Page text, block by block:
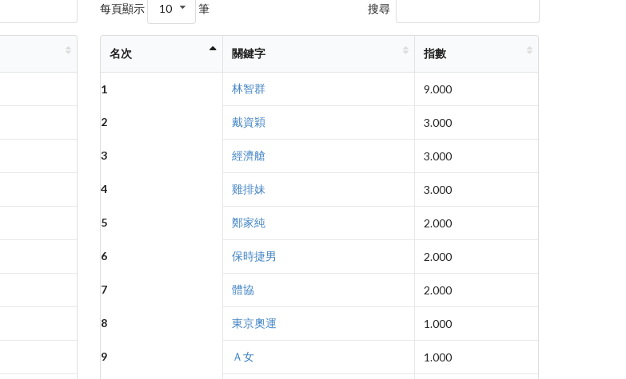
每頁顯示 10 筆 搜尋
名次 關鍵字 指數
1 林智群 9.000
2 戴資穎 3.000
3 經濟艙 3.000
4 雞排妹 3.000
5 鄭家純 2.000
6 保時捷男 2.000
7 體協 2.000
8 東京奧運 1.000
9 Ａ女 1.000